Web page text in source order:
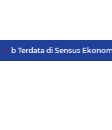
Terdata di Sensus Ekonomi